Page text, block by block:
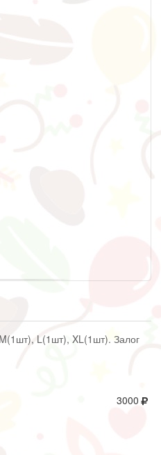
L(1шт), XL(1шт). Залог
3000